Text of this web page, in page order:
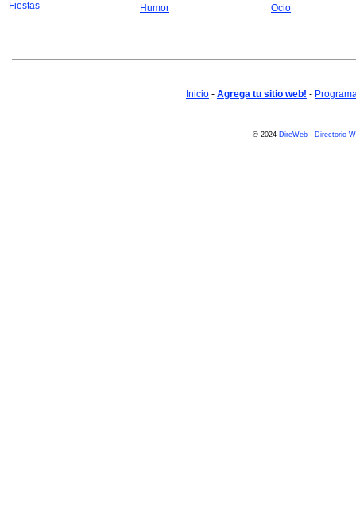
Fiestas
Humor
Ocio
Inicio - Agrega tu sitio web! -
© 2024 DireWeb - Directorio